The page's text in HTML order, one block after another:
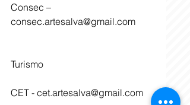
Consec –
consec.artesalva@gmail.com
Turismo
CET - cet.artesalva@gmail.com